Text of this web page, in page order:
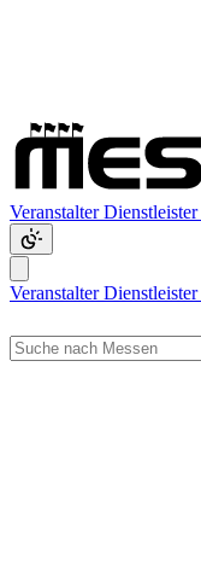
VeranstalterDienstleister
VeranstalterDienstleister